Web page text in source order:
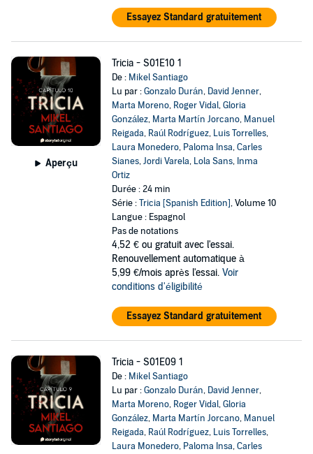
Essayez Standard gratuitement
Aperçu
Tricia - S01E10 1
De : Mikel Santiago
Lu par :Gonzalo Durán, David Jenner,
Marta Moreno, Roger Vidal,Gloria
González, Marta Martín Jorcano, Manuel
Reigada, Raúl Rodríguez, Luis Torrelles,
Laura Monedero, Paloma Insa,Carles
Sianes,Jordi Varela, Lola Sans, Inma
Ortiz
Durée : 24 min
Série :Tricia [Spanish Edition], Volume 10
Langue : Espagnol
Pas de notations
4,52 € ou gratuit avec l'essai.
Renouvellement automatique à
5,99 €/mois après l'essai. Voir
conditions d'éligibilité
Essayez Standard gratuitement
Tricia - S01E09 1
De : Mikel Santiago
Lu par :Gonzalo Durán, David Jenner,
Marta Moreno, Roger Vidal,Gloria
González, Marta Martín Jorcano, Manuel
Reigada, Raúl Rodríguez, Luis Torrelles,
Laura Monedero, Paloma Insa,Carles